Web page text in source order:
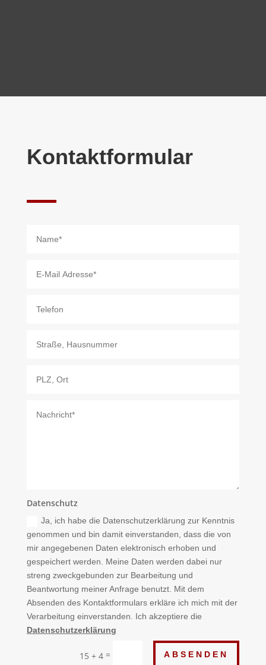
Kontaktformular
Datenschutz
Ja, ich habe die Datenschutzerklärung zur Kenntnis
genommen und bin damit einverstanden, dass die von
mir angegebenen Daten elektronisch erhoben und
gespeichert werden. Meine Daten werden dabei nur
streng zweckgebunden zur Bearbeitung und
Beantwortung meiner Anfrage benutzt. Mit dem
Absenden des Kontaktformulars erkläre ich mich mit der
Verarbeitung einverstanden. Ich akzeptiere die
Datenschutzerklärung
15 + 4 = ABSENDEN